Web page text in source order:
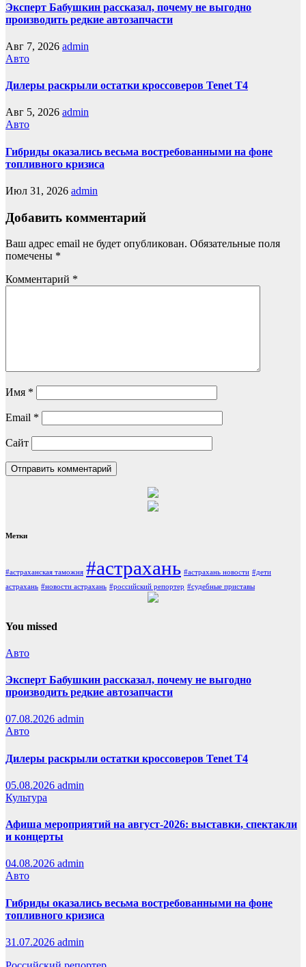
Эксперт Бабушкин рассказал, почему не выгодно
производить редкие автозапчасти
Авг 7, 2026 admin
Авто
Дилеры раскрыли остатки кроссоверов Tenet T4
Авг 5, 2026 admin
Авто
Гибриды оказались весьма востребованными на фоне
топливного кризиса
Июл 31, 2026 admin
Добавить комментарий
Ваш адрес email не будет опубликован. Обязательные поля
помечены *
Комментарий *
Имя *
Email *
Сайт
Метки
#астраханская таможня #астрахань #астрахань новости #дети
астрахань #новости астрахань #российский репортер #судебные приставы
You missed
Авто
Эксперт Бабушкин рассказал, почему не выгодно
производить редкие автозапчасти
07.08.2026 admin
Авто
Дилеры раскрыли остатки кроссоверов Tenet T4
05.08.2026 admin
Культура
Афиша мероприятий на август-2026: выставки, спектакли
и концерты
04.08.2026 admin
Авто
Гибриды оказались весьма востребованными на фоне
топливного кризиса
31.07.2026 admin